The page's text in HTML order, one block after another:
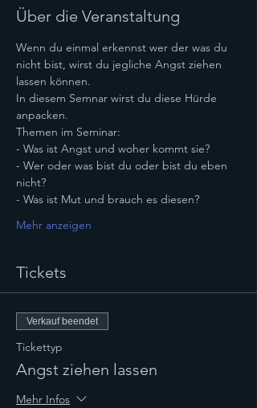
Über die Veranstaltung
Wenn du einmal erkennst wer der was du
nicht bist, wirst du jegliche Angst ziehen
lassen können.
In diesem Semnar wirst du diese Hürde
anpacken.
Themen im Seminar:
- Was ist Angst und woher kommt sie?
- Wer oder was bist du oder bist du eben
nicht?
- Was ist Mut und brauch es diesen?
Mehr anzeigen
Tickets
Verkauf beendet
Tickettyp
Angst ziehen lassen
Mehr Infos